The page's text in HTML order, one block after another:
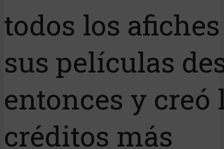
todos los
sus películas
entonces y creó
créditos más